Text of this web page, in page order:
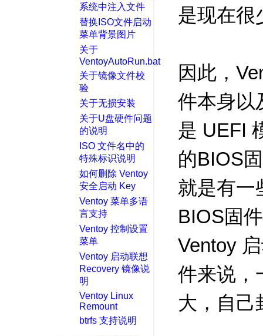
系统中注入文件
替换ISO文件启动
菜单背景图片
关于
VentoyAutoRun.bat
关于镜像文件校
验
关于无损安装
关于U盘硬件问题
的说明
ISO 文件名中的
特殊标识说明
如何删除 Ventoy
安全启动 Key
Ventoy 菜单多语
言支持
Ventoy 控制设置
菜单
Ventoy 启动联想
Recovery 镜像说
明
Ventoy Linux
Remount
btrfs 支持说明
是现在很
因此，
件本身以
是 UEFI
的BIOS
就是有一
BIOS固
Ventoy
件来说，
大，自己